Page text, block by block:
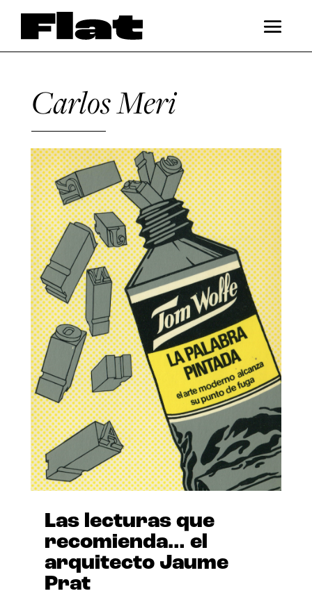
Carlos Meri
Las lecturas que
recomienda… el
arquitecto Jaume
Prat